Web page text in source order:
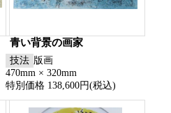
青い背景の画家
技法 版画
470mm × 320mm
特別価格 138,600円(税込)